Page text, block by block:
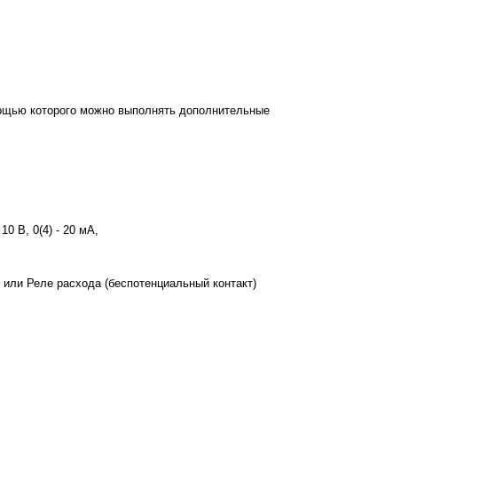
которого можно выполнять дополнительные
10 В, 0(4) - 20 мА,
Реле расхода (беспотенциальный контакт)